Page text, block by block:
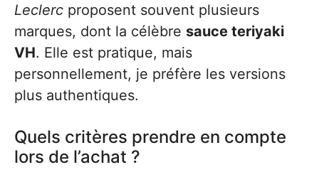
Leclerc proposent souvent plusieurs
marques, dont la célèbre sauce teriyaki
VH. Elle est pratique, mais
personnellement, je préfère les versions
plus authentiques.
Quels critères prendre en compte
lors de l’achat ?